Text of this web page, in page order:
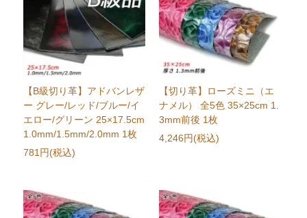
【B級切り革】アドバンレザ
ー グレー/レッド/ブルー/イ
エロー/グリーン 25×17.5cm
1.0mm/1.5mm/2.0mm 1枚
781円(税込)
【切り革】ローズミニ（エ
ナメル） 全5色 35×25cm 1.
3mm前後 1枚
4,246円(税込)